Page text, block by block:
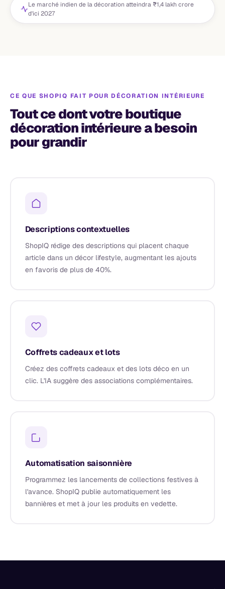
Le marché indien de la décoration atteindra ₹1,4 lakh crore
d'ici 2027
CE QUE SHOPIQ FAIT POUR DÉCORATION INTÉRIEURE
Tout ce dont votre boutique
décoration intérieure a besoin
pour grandir
Descriptions contextuelles
ShopIQ rédige des descriptions qui placent chaque
article dans un décor lifestyle, augmentant les ajouts
en favoris de plus de 40%.
Coffrets cadeaux et lots
Créez des coffrets cadeaux et des lots déco en un
clic. L'IA suggère des associations complémentaires.
Automatisation saisonnière
Programmez les lancements de collections festives à
l'avance. ShopIQ publie automatiquement les
bannières et met à jour les produits en vedette.